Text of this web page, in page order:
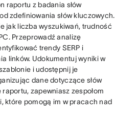
raportu z badania słów
zdefiniowania słów kluczowych.
jak liczba wyszukiwań, trudność
Przeprowadź analizę
trendy SERP i
linków. Udokumentuj wyniki w
i udostępnij je
dane dotyczące słów
zapewniasz zespołom
które pomogą im w pracach nad